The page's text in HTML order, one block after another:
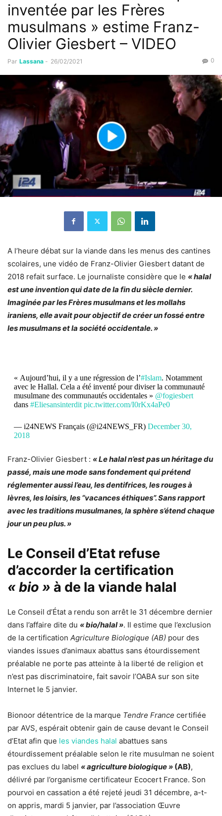
inventée par les Frères
musulmans » estime Franz-
Olivier Giesbert – VIDEO
Par Lassana - 26/02/2021 0
A l’heure débat sur la viande dans les menus des cantines
scolaires, une vidéo de Franz-Olivier Giesbert datant de
2018 refait surface. Le journaliste considère que le «halal
est une invention qui date de la fin du siècle dernier.
Imaginée par les Frères musulmans et les mollahs
iraniens, elle avait pour objectif de créer un fossé entre
les musulmans et la société occidentale. »
« Aujourd’hui, il y a une régression de l’#Islam. Notamment
avec le Hallal. Cela a été inventé pour diviser la communauté
musulmane des communautés occidentales » @fogiesbert
dans #Eliesansinterdit pic.twitter.com/I0rKx4aPe0
— i24NEWS Français (@i24NEWS_FR) December 30,
2018
Franz-Olivier Giesbert : « Le halal n’est pas un héritage du
passé, mais une mode sans fondement qui prétend
réglementer aussi l’eau, les dentifrices, les rouges à
lèvres, les loisirs, les “vacances éthiques”. Sans rapport
avec les traditions musulmanes, la sphère s’étend chaque
jour un peu plus. »
Le Conseil d’Etat refuse
d’accorder la certification
« bio » à de la viande halal
Le Conseil d’État a rendu son arrêt le 31 décembre dernier
dans l’affaire dite du « bio/halal ». Il estime que l’exclusion
de la certification Agriculture Biologique (AB) pour des
viandes issues d’animaux abattus sans étourdissement
préalable ne porte pas atteinte à la liberté de religion et
n’est pas discriminatoire, fait savoir l’OABA sur son site
Internet le 5 janvier.
Bionoor détentrice de la marque Tendre France certifiée
par AVS, espérait obtenir gain de cause devant le Conseil
d’Etat afin que les viandes halal abattues sans
étourdissement préalable selon le rite musulman ne soient
pas exclues du label « agriculture biologique » (AB),
délivré par l’organisme certificateur Ecocert France. Son
pourvoi en cassation a été rejeté jeudi 31 décembre, a-t-
on appris, mardi 5 janvier, par l’association Œuvre